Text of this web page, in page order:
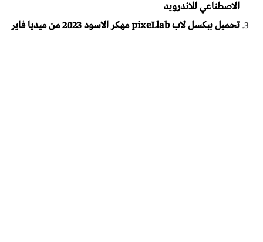
الاصطناعي للاندرويد
تحميل ببكسل لاب pixeLlab مهكر الاسود 2023 من ميديا فاير